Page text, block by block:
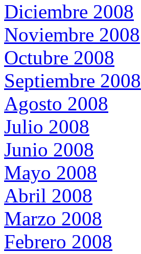
Diciembre 2008
Noviembre 2008
Octubre 2008
Septiembre 2008
Agosto 2008
Julio 2008
Junio 2008
Mayo 2008
Abril 2008
Marzo 2008
Febrero 2008